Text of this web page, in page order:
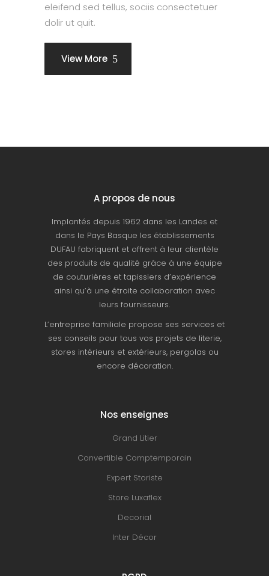
eleifend sed tellus, sociis consectetuer
dolir ut quit.
View More
A propos de nous
Implantés depuis 1962 dans les Landes et
dans le Pays Basque les établissements
DUFAU fabriquent et offrent à leur clientèle
des produits de qualité grâce à une équipe
de couturières et tapissiers d’expérience
ainsi qu’à une étroite collaboration avec
leurs fournisseurs.
L’entreprise familiale propose ses services et
ses conseils pour tous vos projets de literie,
stores intérieurs et extérieurs, pergolas ou
encore décoration.
Nos enseignes
Grand Litier
Convertible Comptemporain
Expert Storiste
Store Luxaflex
Decorial
Inter Décor